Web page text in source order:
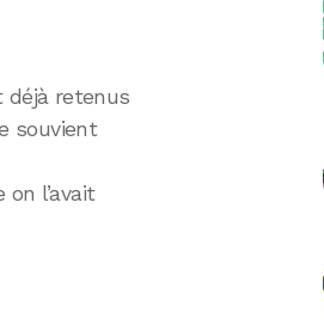
déjà retenus
souvient
l’avait